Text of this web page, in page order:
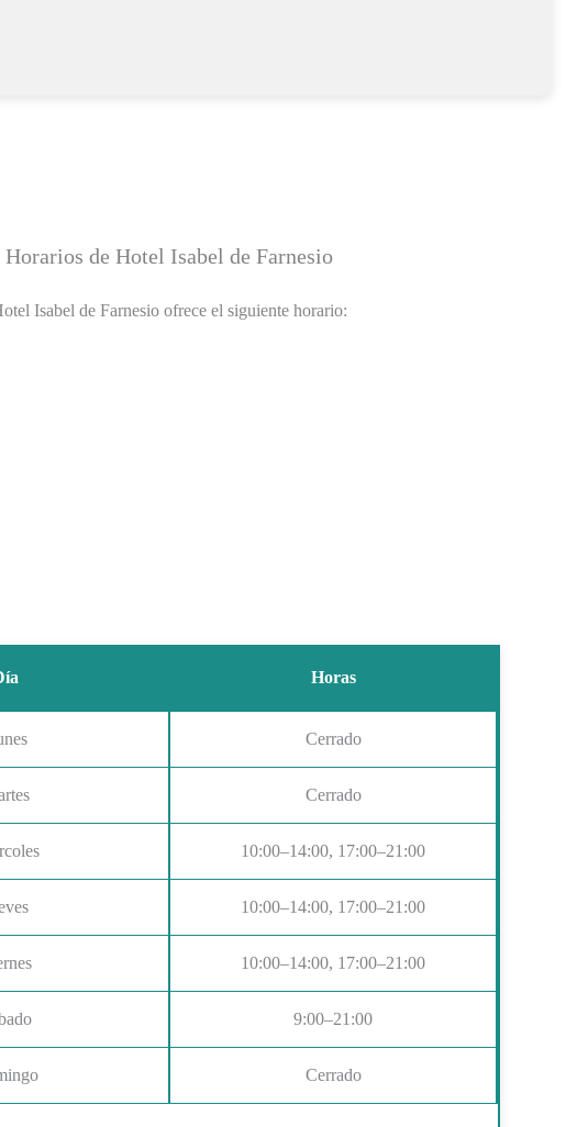
Horarios de Hotel Isabel de Farnesio
Isabel de Farnesio ofrece el siguiente horario:
Horas
Cerrado
Cerrado
10:00–14:00, 17:00–21:00
10:00–14:00, 17:00–21:00
10:00–14:00, 17:00–21:00
9:00–21:00
Cerrado